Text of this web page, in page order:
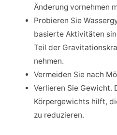
Änderung vornehmen
Probieren Sie
basierte Aktivitäten
Teil der
nehmen.
Vermeiden Sie nach
Verlieren Sie Gewicht.
Körpergewichts hilft,
zu reduzieren.